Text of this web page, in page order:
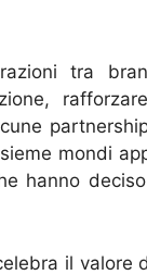
tra
mondi
hanno
il valore